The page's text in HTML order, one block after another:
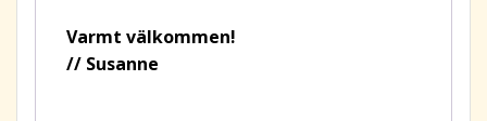
Varmt välkommen!
// Susanne